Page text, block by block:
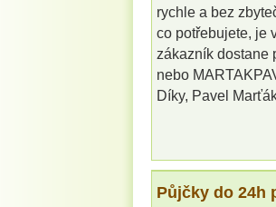
rychle a bez
co potřebujete, je
zákazník dostane
nebo
Díky, Pavel
Půjčky do 24h